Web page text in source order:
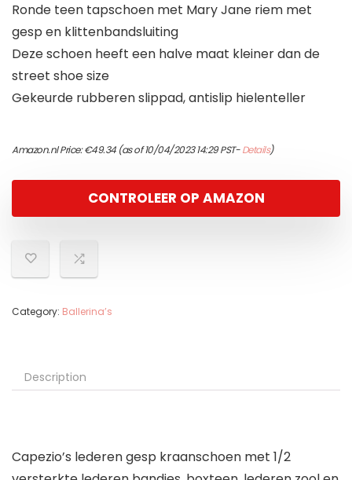
Ronde teen tapschoen met Mary Jane riem met
gesp en klittenbandsluiting
Deze schoen heeft een halve maat kleiner dan de
street shoe size
Gekeurde rubberen slippad, antislip hielenteller
Amazon.nl Price:€49.34(as of 10/04/2023 14:29 PST-Details)
CONTROLEER OP AMAZON
Category: Ballerina’s
Description
Capezio’s lederen gesp kraanschoen met 1/2